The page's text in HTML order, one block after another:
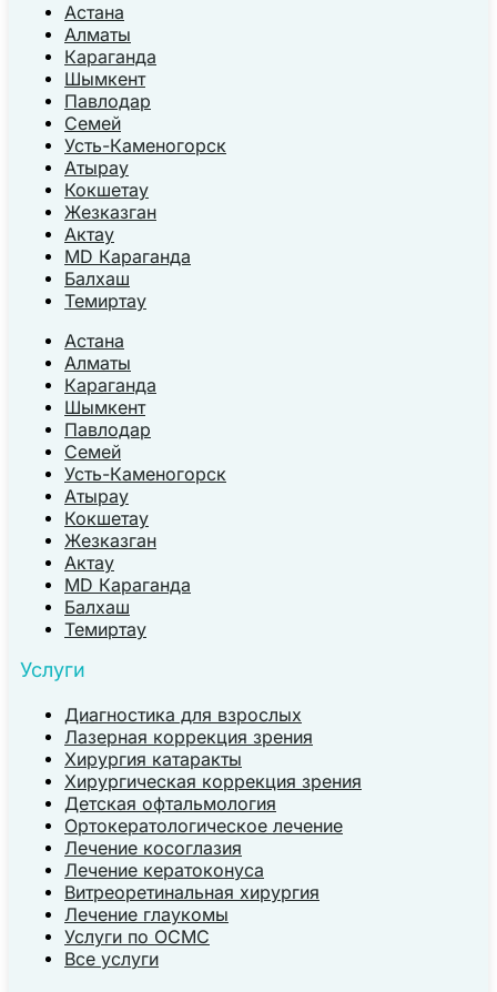
Астана
Алматы
Караганда
Шымкент
Павлодар
Семей
Усть-Каменогорск
Атырау
Кокшетау
Жезказган
Актау
MD Караганда
Балхаш
Темиртау
Астана
Алматы
Караганда
Шымкент
Павлодар
Семей
Усть-Каменогорск
Атырау
Кокшетау
Жезказган
Актау
MD Караганда
Балхаш
Темиртау
Услуги
Диагностика для взрослых
Лазерная коррекция зрения
Хирургия катаракты
Хирургическая коррекция зрения
Детская офтальмология
Ортокератологическое лечение
Лечение косоглазия
Лечение кератоконуса
Витреоретинальная хирургия
Лечение глаукомы
Услуги по ОСМС
Все услуги